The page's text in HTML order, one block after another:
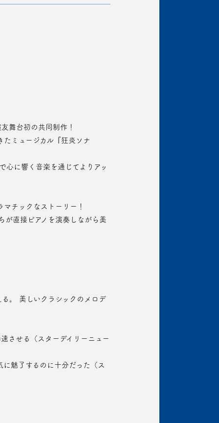
舞台初の共同制作！
チックなストーリー！